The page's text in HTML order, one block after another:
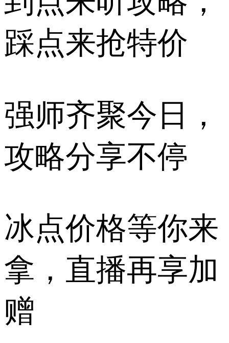
踩点来抢特价
强师齐聚今日，
攻略分享不停
冰点价格等你来
拿，直播再享加
赠